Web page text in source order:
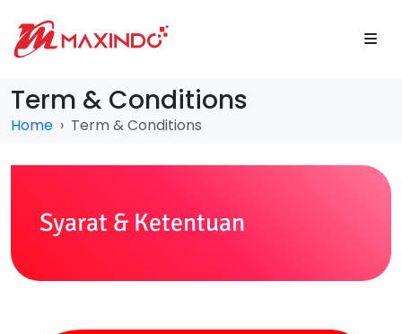
Term & Conditions
Home Term & Conditions
Syarat & Ketentuan